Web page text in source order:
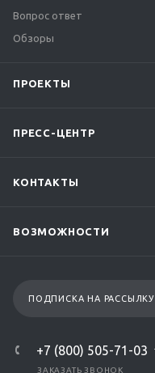
Вопрос ответ
Обзоры
ПРОЕКТЫ
ПРЕСС-ЦЕНТР
КОНТАКТЫ
ВОЗМОЖНОСТИ
ПОДПИСКА НА РАССЫЛКУ
+7 (800) 505-71-03
ЗАКАЗАТЬ ЗВОНОК